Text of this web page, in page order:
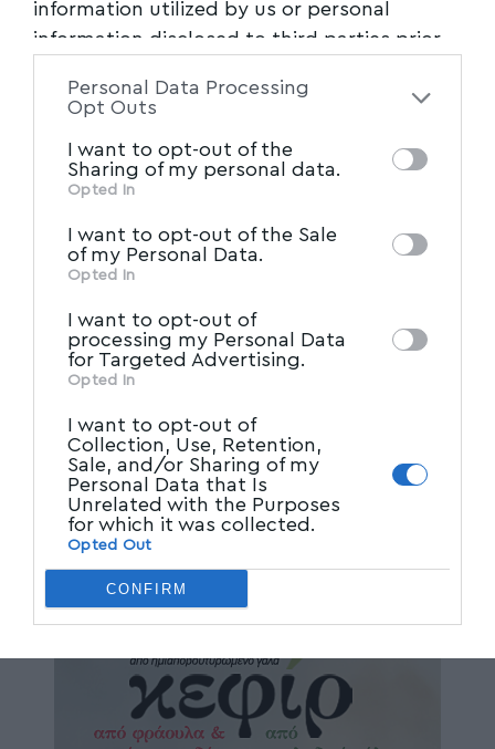
information utilized by us or personal
information disclosed to third parties prior
of the further disclosure of your personal
of downstream participants. This
information may also be disclosed by us to
Participantsthat may further disclose it to
other third parties.
Personal Data Processing
Opt Outs
I want to opt-out of the
Sharing of my personal data.
Opted In
I want to opt-out of the Sale
of my Personal Data.
Opted In
I want to opt-out of
processing my Personal Data
for Targeted Advertising.
Opted In
I want to opt-out of
Collection, Use, Retention,
Sale, and/or Sharing of my
Personal Data that Is
Unrelated with the Purposes
for which it was collected.
Opted Out
CONFIRM